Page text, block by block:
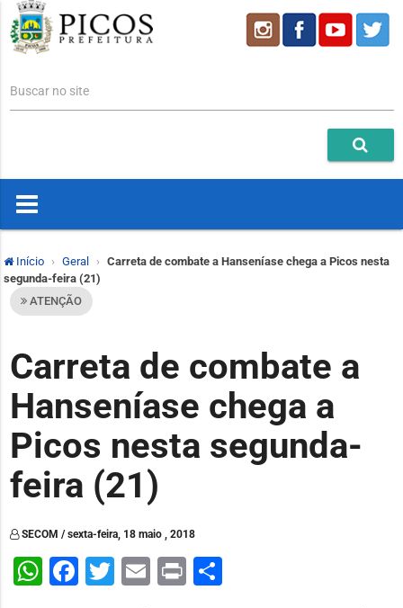
Buscar no site
Início Geral
Carreta de combate a Hanseníase chega a Picos nesta
segunda-feira (21)
ATENÇÃO
Carreta de combate a
Hanseníase chega a
Picos nesta segunda-
feira (21)
SECOM / sexta-feira, 18 maio , 2018
WhatsApp
Facebook
Twitter
Email
PrintShare